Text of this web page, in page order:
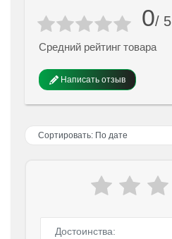
0/ 5
Средний рейтинг товара
Написать отзыв